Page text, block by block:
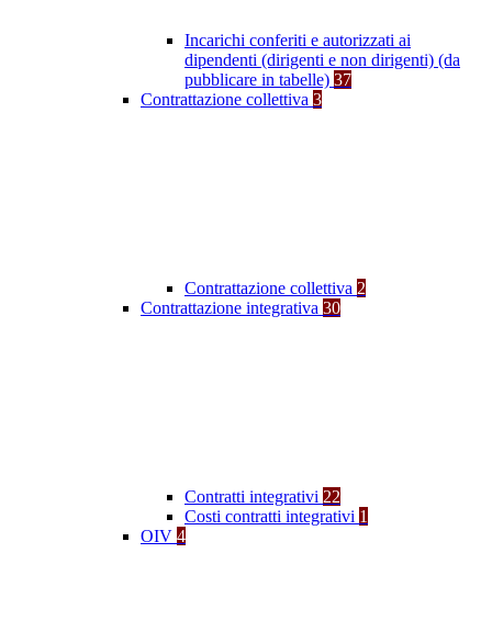
Incarichi conferiti e autorizzati ai
dipendenti (dirigenti e non dirigenti) (da
pubblicare in tabelle) 37
Contrattazione collettiva 3
Contrattazione collettiva 2
Contrattazione integrativa 30
Contratti integrativi 22
Costi contratti integrativi 1
OIV 4